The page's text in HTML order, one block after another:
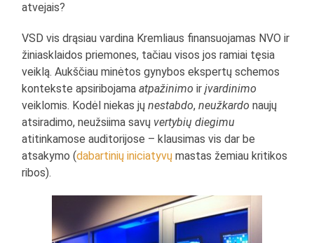
atvejais?
VSD vis drąsiau vardina Kremliaus finansuojamas NVO ir
žiniasklaidos priemones, tačiau visos jos ramiai tęsia
veiklą. Aukščiau minėtos gynybos ekspertų schemos
kontekste apsiribojamaatpažinimo irįvardinimo
veiklomis. Kodėl niekas jųnestabdo,neužkardo naujų
atsiradimo, neužsiima savų vertybių diegimu
atitinkamose auditorijose – klausimas vis dar be
atsakymo (dabartinių iniciatyvų mastas žemiau kritikos
ribos).